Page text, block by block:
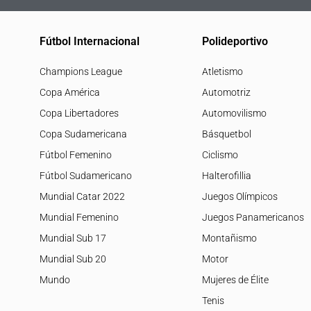
Fútbol Internacional
Champions League
Copa América
Copa Libertadores
Copa Sudamericana
Fútbol Femenino
Fútbol Sudamericano
Mundial Catar 2022
Mundial Femenino
Mundial Sub 17
Mundial Sub 20
Mundo
Polideportivo
Atletismo
Automotriz
Automovilismo
Básquetbol
Ciclismo
Halterofillia
Juegos Olímpicos
Juegos Panamericanos
Montañismo
Motor
Mujeres de Élite
Tenis